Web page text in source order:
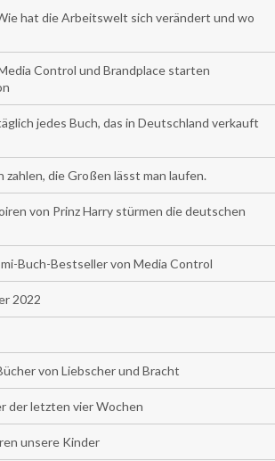
hat die Arbeitswelt sich verändert und wo
Control und Brandplace starten
jedes Buch, das in Deutschland verkauft
zahlen, die Großen lässt man laufen.
von Prinz Harry stürmen die deutschen
Buch-Bestseller von Media Control
2022
von Liebscher und Bracht
der letzten vier Wochen
unsere Kinder